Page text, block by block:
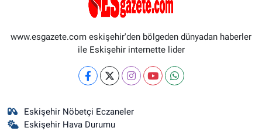
www.esgazete.com eskişehir'den bölgeden dünyadan haberler
ile Eskişehir internette lider
Eskişehir Nöbetçi Eczaneler
Eskişehir Hava Durumu